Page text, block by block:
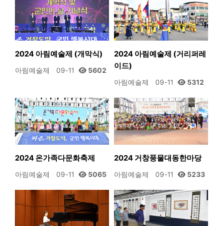
2024 아림예술제 (개막식)
아림예술제 09-11 5602
2024 아림예술제 (거리퍼레
이드)
아림예술제 09-11 5312
2024 온가족다문화축제
아림예술제 09-11 5065
2024 거창풍물대동한마당
아림예술제 09-11 5233